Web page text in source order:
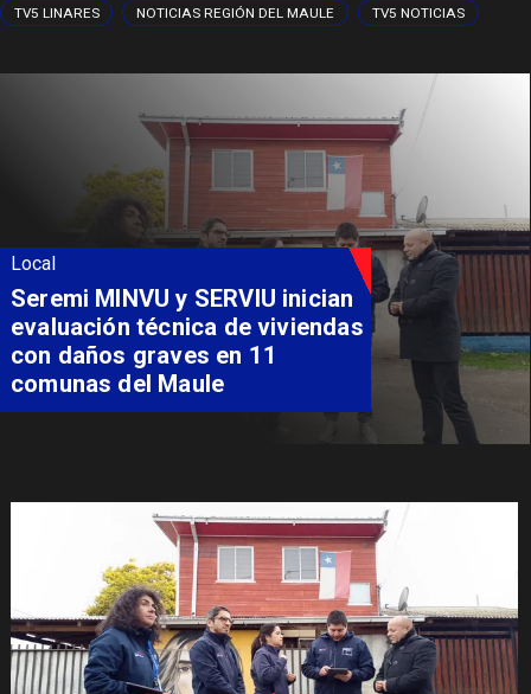
TV5 LINARES NOTICIAS REGIÓN DEL MAULE TV5 NOTICIAS
Local
Seremi MINVU y SERVIU inician
evaluación técnica de viviendas
con daños graves en 11
comunas del Maule